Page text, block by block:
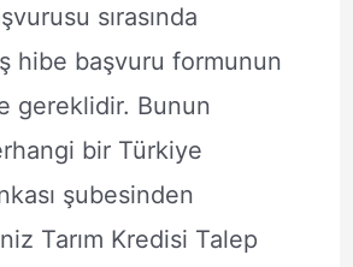
sırasında
hibe başvuru formunun
gereklidir. Bunun
bir Türkiye
şubesinden
Tarım Kredisi Talep